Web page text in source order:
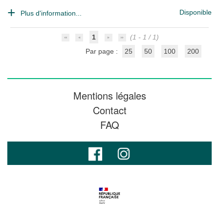
Plus d'information... Disponible
1
(1 - 1 / 1)
Par page :
25 50 100 200
Mentions légales
Contact
FAQ